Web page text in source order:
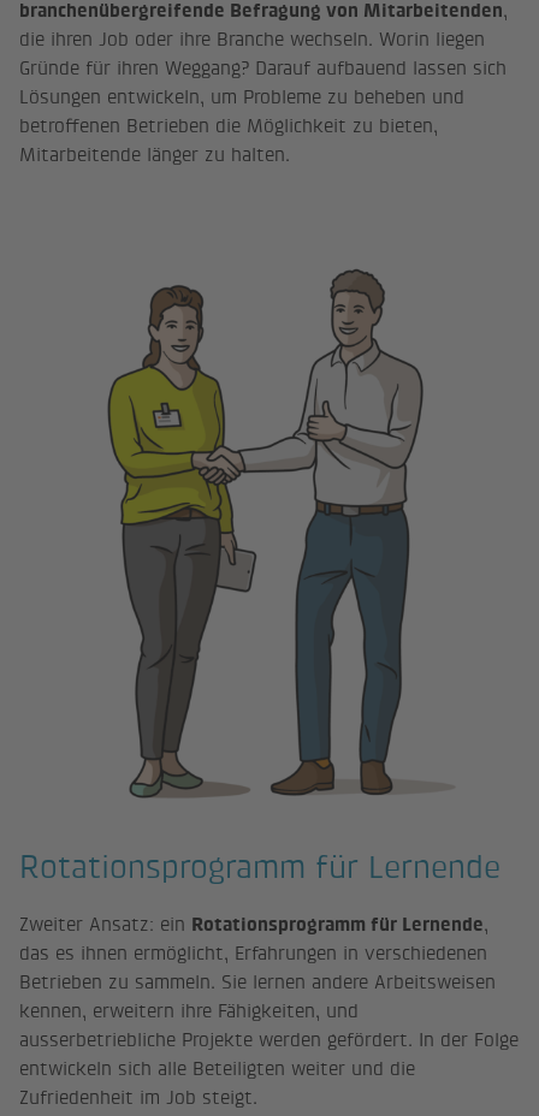
branchenübergreifende Befragung von Mitarbeitenden,
die ihren Job oder ihre Branche wechseln. Worin liegen
Gründe für ihren Weggang? Darauf aufbauend lassen sich
Lösungen entwickeln, um Probleme zu beheben und
betroffenen Betrieben die Möglichkeit zu bieten,
Mitarbeitende länger zu halten.
Rotationsprogramm für Lernende
Zweiter Ansatz: ein Rotationsprogramm für Lernende,
das es ihnen ermöglicht, Erfahrungen in verschiedenen
Betrieben zu sammeln. Sie lernen andere Arbeitsweisen
kennen, erweitern ihre Fähigkeiten, und
ausserbetriebliche Projekte werden gefördert. In der Folge
entwickeln sich alle Beteiligten weiter und die
Zufriedenheit im Job steigt.